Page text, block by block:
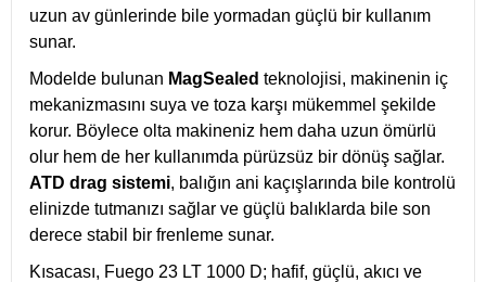
uzun av günlerinde bile yormadan güçlü bir kullanım
sunar.
Modelde bulunan MagSealed teknolojisi, makinenin iç
mekanizmasını suya ve toza karşı mükemmel şekilde
korur. Böylece olta makineniz hem daha uzun ömürlü
olur hem de her kullanımda pürüzsüz bir dönüş sağlar.
ATD drag sistemi, balığın ani kaçışlarında bile kontrolü
elinizde tutmanızı sağlar ve güçlü balıklarda bile son
derece stabil bir frenleme sunar.
Kısacası, Fuego 23 LT 1000 D; hafif, güçlü, akıcı ve